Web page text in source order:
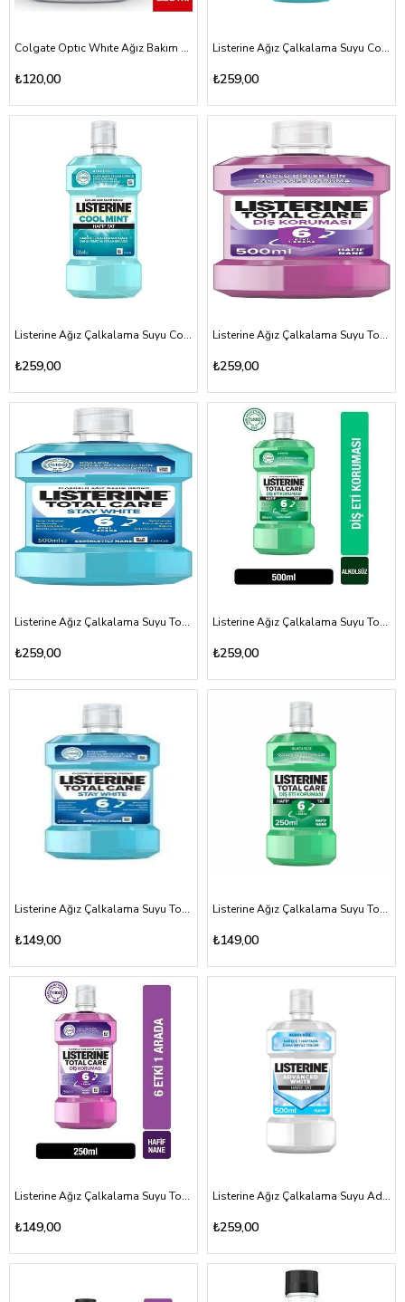
Colgate Optıc Whıte Ağız Bakım Suyu 250ml
₺120,00
Listerine Ağız Çalkalama Suyu Cool Mınt 500ml
₺259,00
Listerine Ağız Çalkalama Suyu Cool Mınt Hafif Tat 500ml
₺259,00
Listerine Ağız Çalkalama Suyu Total Care Diş Koruması Hafif Tat 500ml
₺259,00
Listerine Ağız Çalkalama Suyu Total Care Stay Whıte 500ml
₺259,00
Listerine Ağız Çalkalama Suyu Total Care Diş Eti Koruması Hafif Tat 500ml
₺259,00
Listerine Ağız Çalkalama Suyu Total Care Stay White 250ml
₺149,00
Listerine Ağız Çalkalama Suyu Total Care Diş Eti Koruması Hafif Tat 250ml
₺149,00
Listerine Ağız Çalkalama Suyu Total Care Diş Koruması 250ml
₺149,00
Listerine Ağız Çalkalama Suyu Advanced White Hafif Tat 500ml
₺259,00